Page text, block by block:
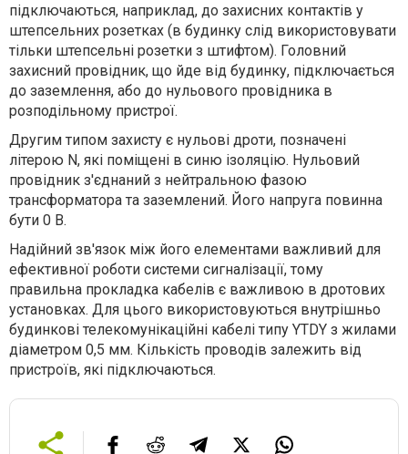
підключаються, наприклад, до захисних контактів у
штепсельних розетках (в будинку слід використовувати
тільки штепсельні розетки з штифтом). Головний
захисний провідник, що йде від будинку, підключається
до заземлення, або до нульового провідника в
розподільному пристрої.
Другим типом захисту є нульові дроти, позначені
літерою N, які поміщені в синю ізоляцію. Нульовий
провідник з'єднаний з нейтральною фазою
трансформатора та заземлений. Його напруга повинна
бути 0 В.
Надійний зв'язок між його елементами важливий для
ефективної роботи системи сигналізації, тому
правильна прокладка кабелів є важливою в дротових
установках. Для цього використовуються внутрішньо
будинкові телекомунікаційні кабелі типу YTDY з жилами
діаметром 0,5 мм. Кількість проводів залежить від
пристроїв, які підключаються.